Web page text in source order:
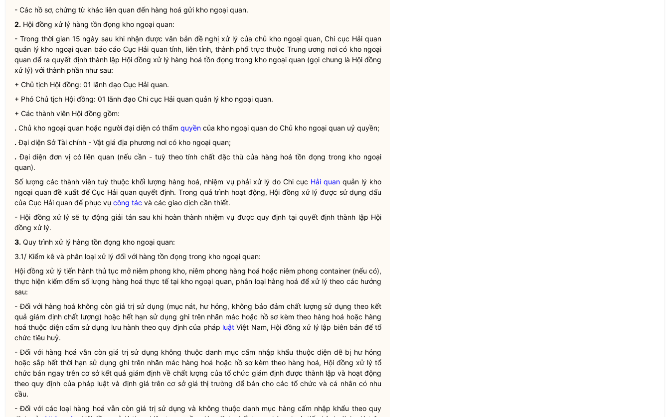
- Các hồ sơ, chứng từ khác liên quan đến hàng hoá gửi kho ngoại quan.
2. Hội đồng xử lý hàng tồn đọng kho ngoại quan:
- Trong thời gian 15 ngày sau khi nhận được văn bản đề nghị xử lý của chủ kho ngoại quan, Chi cục Hải quan
quản lý kho ngoại quan báo cáo Cục Hải quantỉnh, liên tỉnh, thành phố trực thuộc Trung ương nơi có kho ngoại
quan để ra quyết định thành lập Hội đồng xử lý hàng hoá tồn đọng trong kho ngoại quan (gọi chung là Hội đồng
xử lý) với thành phần như sau:
+ Chủ tịch Hội đồng: 01 lãnh đạo Cục Hải quan.
+ Phó Chủ tịch Hội đồng: 01 lãnh đạo Chi cục Hải quan quản lý kho ngoại quan.
+ Các thành viên Hội đồng gồm:
. Chủ kho ngoại quan hoặc người đại diện có thẩm quyền của kho ngoại quan do Chủ kho ngoại quan uỷ quyền;
.Đại diện Sở Tài chính - Vật giá địa phương nơi có kho ngoại quan;
. Đại diện đơn vị có liên quan (nếu cần - tuỳ theo tính chất đặc thù của hàng hoá tồn đọng trong kho ngoại
quan).
Số lượng các thành viên tuỳ thuộc khối lượng hàng hoá, nhiệm vụ phải xử lý do Chi cục Hải quanquản lý kho
ngoại quan đề xuất để Cục Hải quanquyết định. Trong quá trình hoạt động, Hội đồng xử lý được sử dụng dấu
của Cục Hải quan để phục vụ công tác và các giao dịch cần thiết.
- Hội đồng xử lý sẽ tự động giải tán sau khi hoàn thành nhiệm vụ được quy định tại quyết định thành lập Hội
đồng xử lý.
3. Quy trình xử lý hàng tồn đọng kho ngoại quan:
3.1/ Kiểm kê và phân loại xử lý đối với hàng tồn đọng trong kho ngoại quan:
Hội đồng xử lý tiến hành thủ tục mở niêm phong kho, niêm phong hàng hoá hoặc niêm phong container (nếu có),
thực hiện kiểm đếm số lượng hàng hoá thực tế tại kho ngoại quan, phân loại hàng hoá để xử lý theo các hướng
sau:
- Đối với hàng hoá không còn giá trị sử dụng (mục nát, hư hỏng, không bảo đảm chất lượng sử dụng theo kết
quả giám định chất lượng) hoặc hết hạn sử dụng ghi trên nhãn mác hoặc hồ sơ kèm theo hàng hoá hoặc hàng
hoá thuộc diện cấm sử dụng lưu hành theo quy định của pháp luậtViệt Nam, Hội đồng xử lý lập biên bản để tổ
chức tiêu huỷ.
- Đối với hàng hoá vẫn còn giá trị sử dụng không thuộc danh mục cấm nhập khẩu thuộc diện dễ bị hư hỏng
hoặc sắp hết thời hạn sử dụng ghi trên nhãn mác hàng hoá hoặc hồ sơ kèm theo hàng hoá, Hội đồng xử lý tổ
chức bán ngay trên cơ sở kết quả giám định về chất lượng của tổ chức giám định được thành lập và hoạt động
theo quy định của pháp luật và định giá trên cơ sở giá thị trường để bán cho các tổ chức và cá nhân có nhu
cầu.
- Đối với các loại hàng hoá vẫn còn giá trị sử dụng và không thuộc danh mục hàng cấm nhập khẩu theo quy